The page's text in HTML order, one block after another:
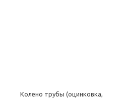
Колено трубы (оцинковка,